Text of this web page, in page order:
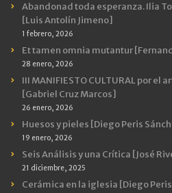
Abandonad toda esperanza. Ilia
[Luis Antolín Jimeno]
1 febrero, 2026
Et tamen omnia mutantur
28 enero, 2026
III MANIFIESTO CULTURAL por el
[Gabriel Cruz Marcos]
26 enero, 2026
Huesos y pieles [Diego Peris
19 enero, 2026
Seis Análisis y una Crítica [José
21 diciembre, 2025
Cerámica en la iglesia [Diego